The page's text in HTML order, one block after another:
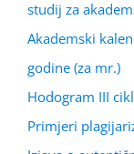
studij za
Akademski
godine (za mr.)
Hodogram III
Primjeri